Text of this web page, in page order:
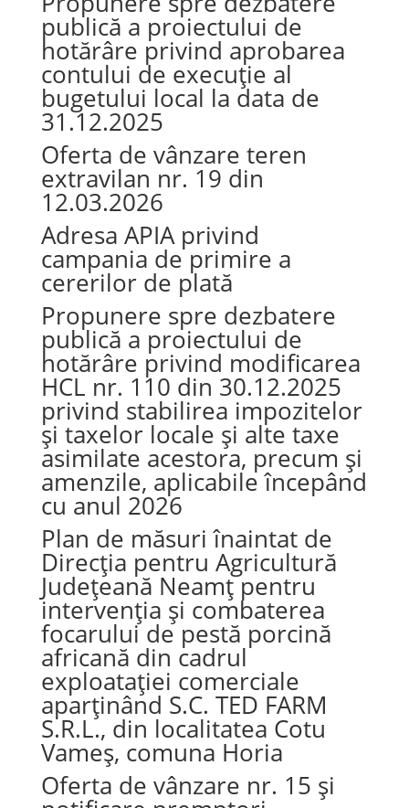
publică a proiectului de
hotărâre privind aprobarea
contului de execuție al
bugetului local la data de
31.12.2025
Oferta de vânzare teren
extravilan nr. 19 din
12.03.2026
Adresa APIA privind
campania de primire a
cererilor de plată
Propunere spre dezbatere
publică a proiectului de
hotărâre privind modificarea
HCL nr. 110 din 30.12.2025
privind stabilirea impozitelor
și taxelor locale și alte taxe
asimilate acestora, precum și
amenzile, aplicabile începând
cu anul 2026
Plan de măsuri înaintat de
Direcția pentru Agricultură
Județeană Neamț pentru
intervenția și combaterea
focarului de pestă porcină
africană din cadrul
exploatației comerciale
aparținând S.C. TED FARM
S.R.L., din localitatea Cotu
Vameș, comuna Horia
Oferta de vânzare nr. 15 și